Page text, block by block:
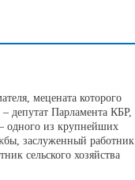
мецената которого
депутат Парламента КБР,
одного из крупнейших
заслуженный работник
сельского хозяйства